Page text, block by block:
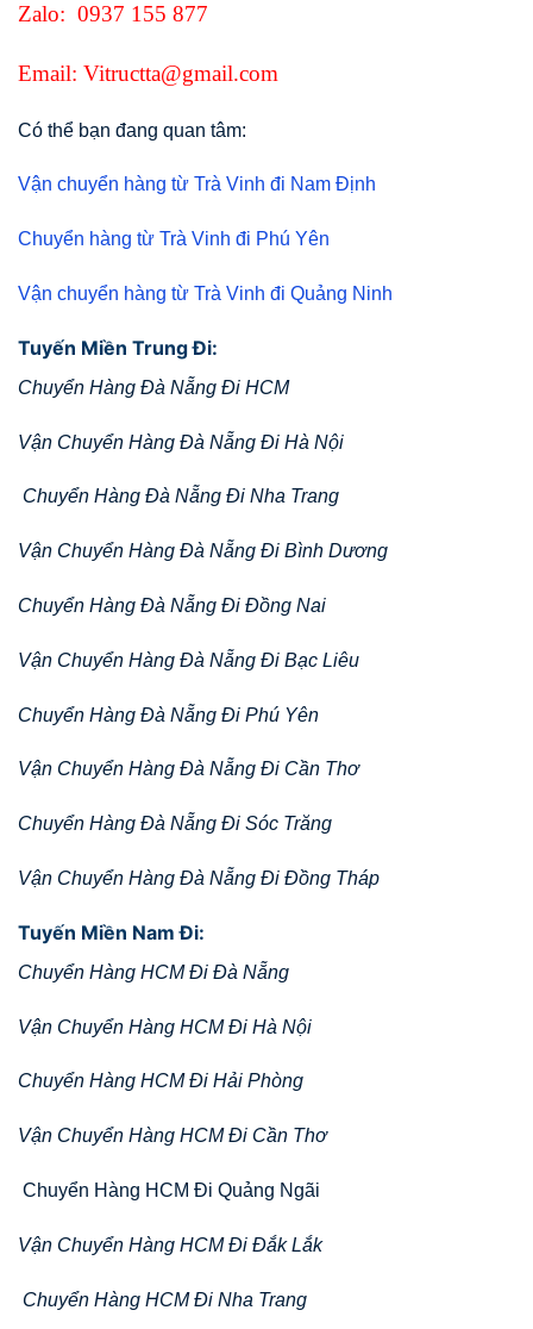
Zalo: 0937 155 877
Email: Vitructta@gmail.com
Có thể bạn đang quan tâm:
Vận chuyển hàng từ Trà Vinh đi Nam Định
Chuyển hàng từ Trà Vinh đi Phú Yên
Vận chuyển hàng từ Trà Vinh đi Quảng Ninh
Tuyến Miền Trung Đi:
Chuyển Hàng Đà Nẵng Đi HCM
Vận Chuyển Hàng Đà Nẵng Đi Hà Nội
Chuyển Hàng Đà Nẵng Đi Nha Trang
Vận Chuyển Hàng Đà Nẵng Đi Bình Dương
Chuyển Hàng Đà Nẵng Đi Đồng Nai
Vận Chuyển Hàng Đà Nẵng Đi Bạc Liêu
Chuyển Hàng Đà Nẵng Đi Phú Yên
Vận Chuyển Hàng Đà Nẵng Đi Cần Thơ
Chuyển Hàng Đà Nẵng Đi Sóc Trăng
Vận Chuyển Hàng Đà Nẵng Đi Đồng Tháp
Tuyến Miền Nam Đi:
Chuyển Hàng HCM Đi Đà Nẵng
Vận Chuyển Hàng HCM Đi Hà Nội
Chuyển Hàng HCM Đi Hải Phòng
Vận Chuyển Hàng HCM Đi Cần Thơ
Chuyển Hàng HCM Đi Quảng Ngãi
Vận Chuyển Hàng HCM Đi Đắk Lắk
Chuyển Hàng HCM Đi Nha Trang